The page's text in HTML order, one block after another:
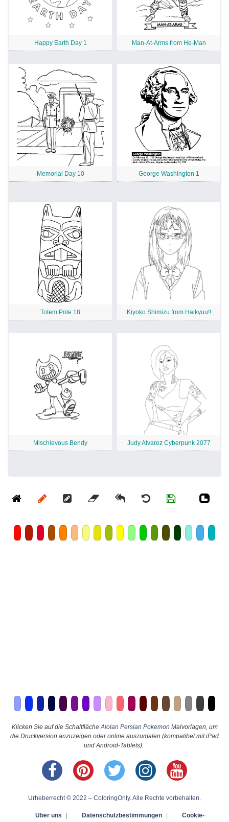
Happy Earth Day 1 Man-At-Arms from He-Man
Memorial Day 10 George Washington 1
Totem Pole 18 Kiyoko Shimizu from Haikyuu!!
Mischievous Bendy Judy Alvarez Cyberpunk 2077
Klicken Sie auf die SchaltflächeAlolan Persian Pokemon Malvorlagen, um
die Druckversion anzuzeigen oder online auszumalen (kompatibel mit iPad
und Android-Tablets).
Urheberrecht © 2022 – ColoringOnly. Alle Rechte vorbehalten.
Über uns Datenschutzbestimmungen Cookie-